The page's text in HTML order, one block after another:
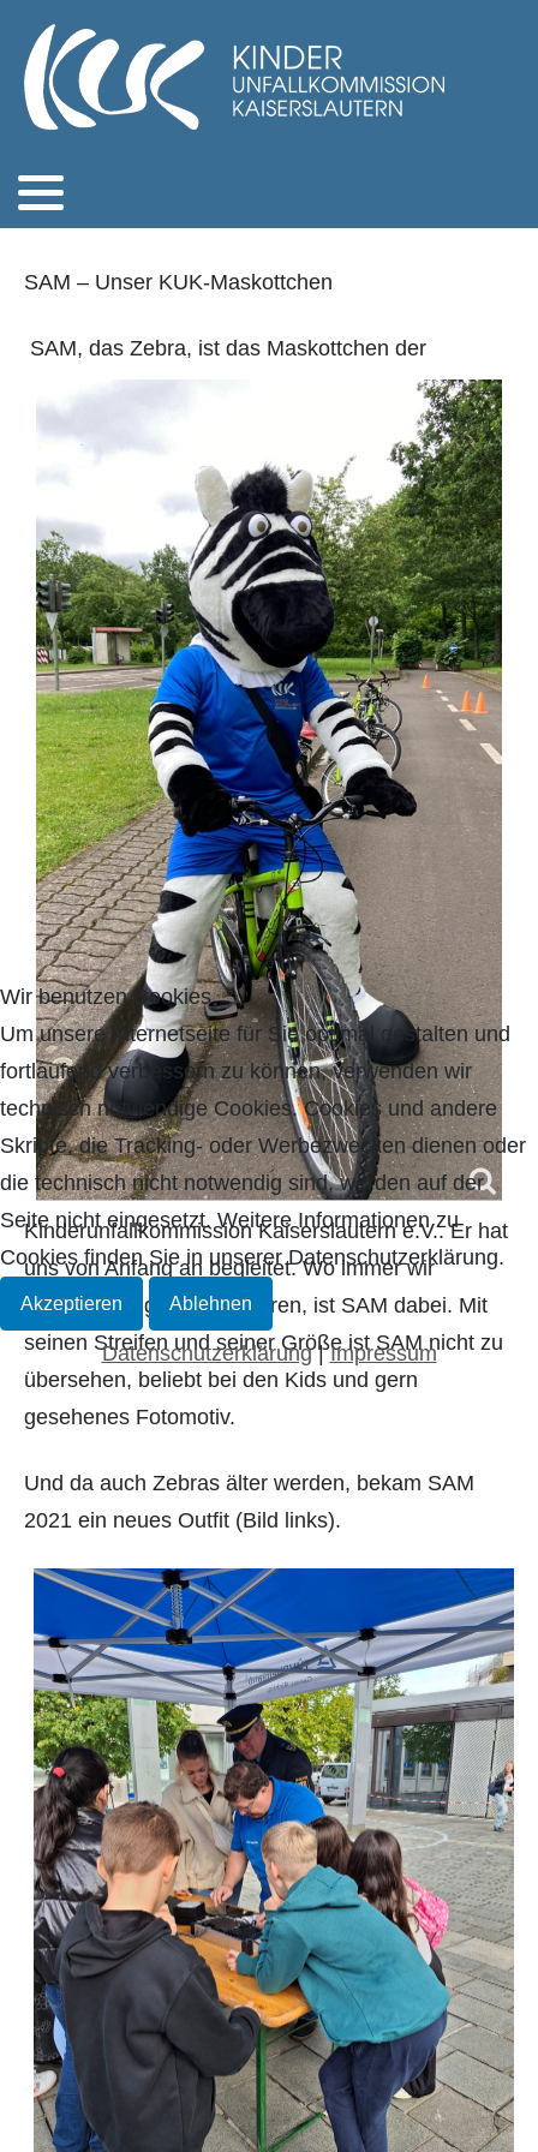
SAM – Unser KUK-Maskottchen
SAM, das Zebra, ist das Maskottchen der
Kinderunfallkommission Kaiserslautern e.V.. Er hat
uns von Anfang an begleitet. Wo immer wir
Veranstaltungen durchführen, ist SAM dabei. Mit
seinen Streifen und seiner Größe ist SAM nicht zu
übersehen, beliebt bei den Kids und gern
gesehenes Fotomotiv.
Und da auch Zebras älter werden, bekam SAM
2021 ein neues Outfit (Bild links).
Wir benutzen Cookies
Um unsere Internetseite für Sie optimal gestalten und
fortlaufend verbessern zu können, verwenden wir
technisch notwendige Cookies. Cookies und andere
Skripte, die Tracking- oder Werbezwecken dienen oder
die technisch nicht notwendig sind, werden auf der
Seite nicht eingesetzt. Weitere Informationen zu
Cookies finden Sie in unserer Datenschutzerklärung.
Akzeptieren Ablehnen
Datenschutzerklärung|Impressum